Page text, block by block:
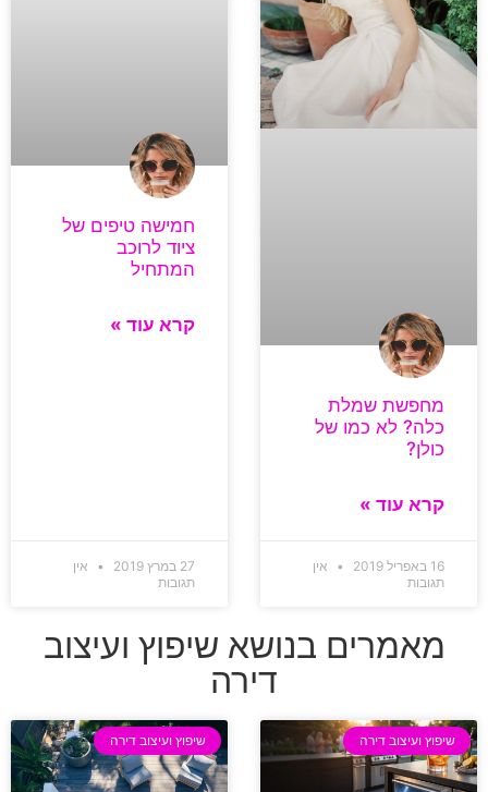
מחפשת שמלת
כלה? לא כמו של
כולן?
קרא עוד »
16 באפריל 2019
אין
תגובות
חמישה טיפים של
ציוד לרוכב
המתחיל
קרא עוד »
27 במרץ 2019
אין
תגובות
מאמרים בנושא שיפוץ ועיצוב
דירה
שיפוץ ועיצוב דירה שיפוץ ועיצוב דירה